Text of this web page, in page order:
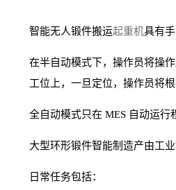
智能无人锻件搬运起重机具有
在半自动模式下，操作员将操
工位上，一旦定位，操作员将
全自动模式只在 MES 自动运行
大型环形锻件智能制造产由工
日常任务包括：